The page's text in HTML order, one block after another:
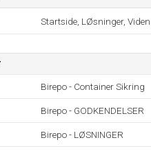
Startside, LØsninger,
Birepo - Container Sikring
Birepo - GODKENDELSER
Birepo - LØSNINGER